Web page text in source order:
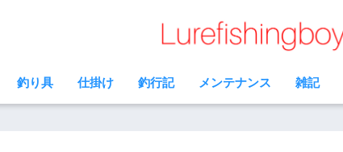
釣り具 仕掛け 釣行記 メンテナンス 雑記